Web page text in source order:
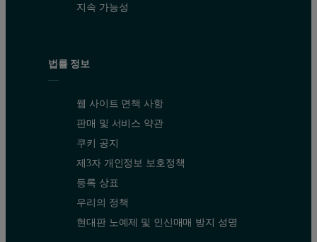
스캔당 일반적인 시간
96 웰 플레이트당 샘플
액체 제형 전략
제형 개발의 주요 문제는 어떤 용액 조건에서 네이티브 단
완충액 및 pH 최적화
지속 가능성
법률 정보
웹 사이트 면책 사항
판매 및 서비스 약관
쿠키 공지
제3자 개인정보 보호정책
등록 상표
우리의 정책
현대판 노예제 및 인신매매 방지 성명